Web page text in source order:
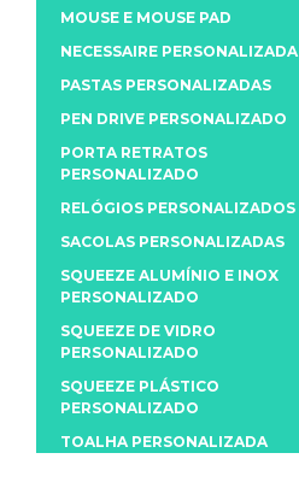
MOUSE E MOUSE PAD
NECESSAIRE PERSONALIZADA
PASTAS PERSONALIZADAS
PEN DRIVE PERSONALIZADO
PORTA RETRATOS
PERSONALIZADO
RELÓGIOS PERSONALIZADOS
SACOLAS PERSONALIZADAS
SQUEEZE ALUMÍNIO E INOX
PERSONALIZADO
SQUEEZE DE VIDRO
PERSONALIZADO
SQUEEZE PLÁSTICO
PERSONALIZADO
TOALHA PERSONALIZADA